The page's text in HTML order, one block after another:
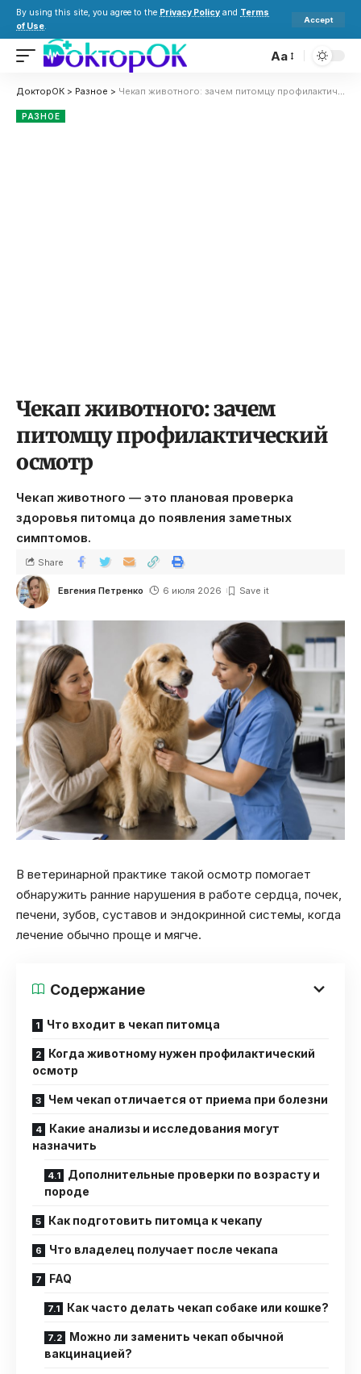
By using this site, you agree to the Privacy Policy and Terms
of Use.
Accept
Aa
ДокторОК > Разное > Чекап животного: зачем питомцу профилактический осмотр
РАЗНОЕ
Чекап животного: зачем
питомцу профилактический
осмотр
Чекап животного — это плановая проверка
здоровья питомца до появления заметных
симптомов.
Евгения Петренко 6 июля 2026
Share
В ветеринарной практике такой осмотр помогает
обнаружить ранние нарушения в работе сердца, почек,
печени, зубов, суставов и эндокринной системы, когда
лечение обычно проще и мягче.
Содержание
Что входит в чекап питомца
Когда животному нужен профилактический
осмотр
Чем чекап отличается от приема при болезни
Какие анализы и исследования могут
назначить
Дополнительные проверки по возрасту и
породе
Как подготовить питомца к чекапу
Что владелец получает после чекапа
FAQ
Как часто делать чекап собаке или кошке?
Можно ли заменить чекап обычной
вакцинацией?